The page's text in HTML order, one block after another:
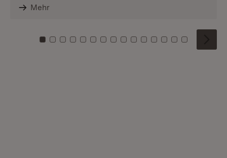
Mehr
Zu Kachel: 0
Zu Kachel: 1
Zu Kachel: 2
Zu Kachel: 3
Zu Kachel: 4
Zu Kachel: 5
Zu Kachel: 6
Zu Kachel: 7
Zu Kachel: 8
Zu Kachel: 9
Zu Kachel: 10
Zu Kachel: 11
Zu Kachel: 12
Zu Kachel:
Zu